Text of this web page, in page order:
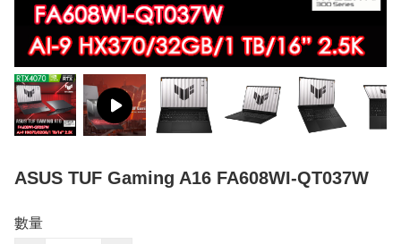
ASUS TUF Gaming A16 FA608WI-QT037W
數量